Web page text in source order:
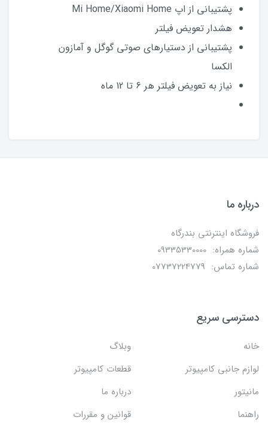
پشتیبانی از اپ Mi Home/Xiaomi Home
هشدار تعویض فیلتر
پشتیبانی از دستیارهای صوتی گوگل و آمازون
الکسا
نیاز به تعویض فیلتر هر 6 تا 12 ماه
درباره ما
فروشگاه اینترنتی بندرگاه
شماره همراه: 09335330000
شماره تماس: 07737224779
دسترسی سریع
خانه
وبلاگ
لوازم جانبی کامپیوتر
قطعات کامپیوتر
مانیتور
درباره ما
راهنما
قوانین و مقررات